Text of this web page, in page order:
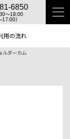
6850
〜18:00
17:00）
用の流れ
ルダーカム